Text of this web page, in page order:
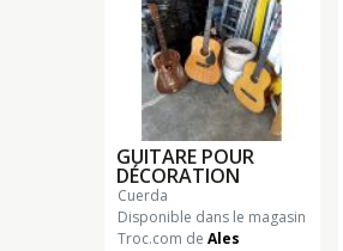
GUITARE POUR
DÉCORATION
cuerda
Disponible dans le magasin
Troc.com de Ales